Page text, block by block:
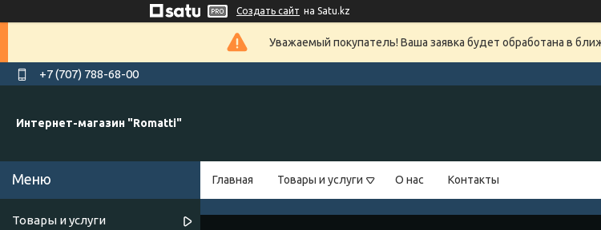
Создать сайт на Satu.kz
Уважаемый покупатель! Ваша заявка будет обработана в
+7 (707) 788-68-00
Интернет-магазин "Romatti"
Главная Товары и услуги О нас Контакты
Товары и услуги